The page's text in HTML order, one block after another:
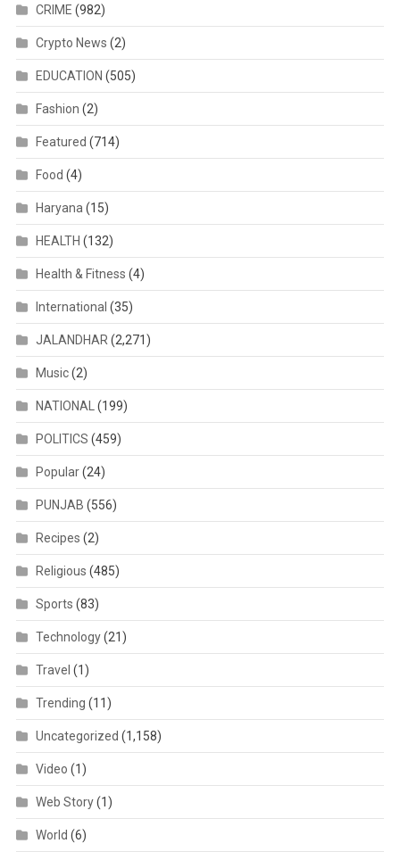
CRIME (982)
Crypto News (2)
EDUCATION (505)
Fashion (2)
Featured (714)
Food (4)
Haryana (15)
HEALTH (132)
Health & Fitness (4)
International (35)
JALANDHAR (2,271)
Music(2)
NATIONAL (199)
POLITICS (459)
Popular(24)
PUNJAB (556)
Recipes (2)
Religious (485)
Sports (83)
Technology(21)
Travel (1)
Trending (11)
Uncategorized (1,158)
Video (1)
Web Story(1)
World (6)